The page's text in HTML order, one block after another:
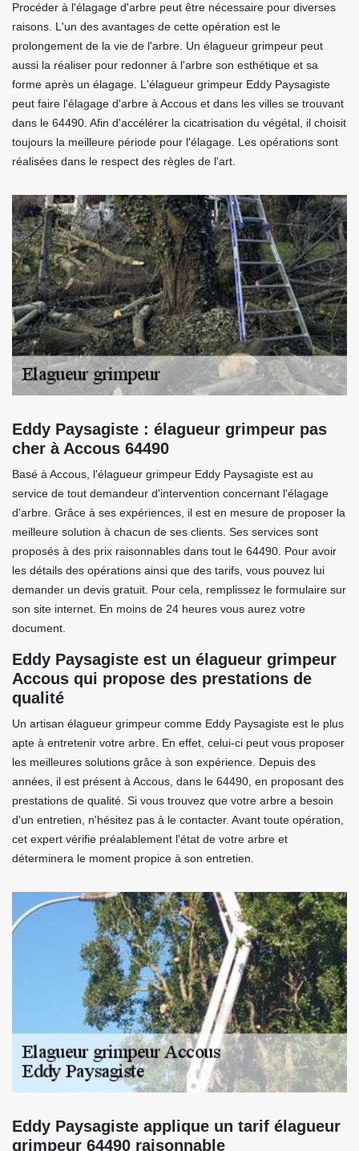
Procéder à l'élagage d'arbre peut être nécessaire pour diverses
raisons. L'un des avantages de cette opération est le
prolongement de la vie de l'arbre. Un élagueur grimpeur peut
aussi la réaliser pour redonner à l'arbre son esthétique et sa
forme après un élagage. L'élagueur grimpeur Eddy Paysagiste
peut faire l'élagage d'arbre à Accous et dans les villes se trouvant
dans le 64490. Afin d'accélérer la cicatrisation du végétal, il choisit
toujours la meilleure période pour l'élagage. Les opérations sont
réalisées dans le respect des règles de l'art.
Eddy Paysagiste : élagueur grimpeur pas
cher à Accous 64490
Basé à Accous, l'élagueur grimpeur Eddy Paysagiste est au
service de tout demandeur d'intervention concernant l'élagage
d'arbre. Grâce à ses expériences, il est en mesure de proposer la
meilleure solution à chacun de ses clients. Ses services sont
proposés à des prix raisonnables dans tout le 64490. Pour avoir
les détails des opérations ainsi que des tarifs, vous pouvez lui
demander un devis gratuit. Pour cela, remplissez le formulaire sur
son site internet. En moins de 24 heures vous aurez votre
document.
Eddy Paysagiste est un élagueur grimpeur
Accous qui propose des prestations de
qualité
Un artisan élagueur grimpeur comme Eddy Paysagiste est le plus
apte à entretenir votre arbre. En effet, celui-ci peut vous proposer
les meilleures solutions grâce à son expérience. Depuis des
années, il est présent à Accous, dans le 64490, en proposant des
prestations de qualité. Si vous trouvez que votre arbre a besoin
d'un entretien, n'hésitez pas à le contacter. Avant toute opération,
cet expert vérifie préalablement l'état de votre arbre et
déterminera le moment propice à son entretien.
Eddy Paysagiste applique un tarif élagueur
grimpeur 64490 raisonnable